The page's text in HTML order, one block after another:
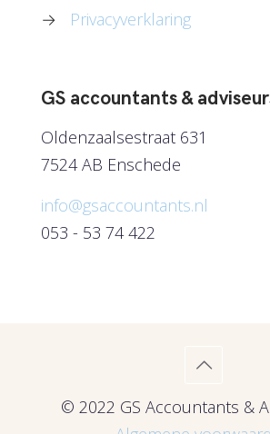
→
Privacyverklaring
GS accountants &
Oldenzaalsestraat 631
7524 AB Enschede
info@gsaccountants.nl
053 - 53 74 422
© 2022 GS Accountants &